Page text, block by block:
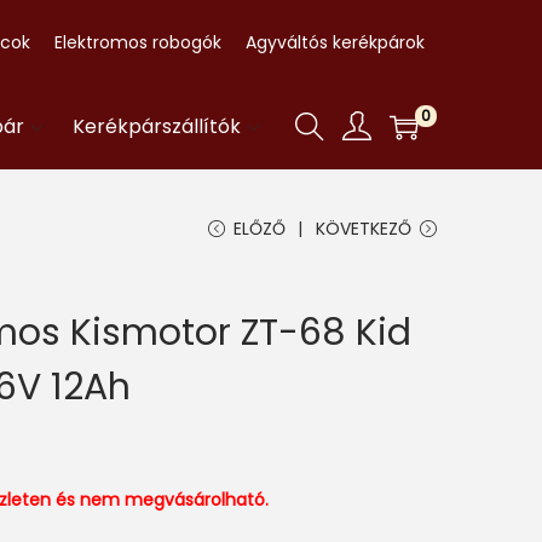
Elektromos robogók Agyváltós kerékpárok
Kerékpárszállítók 0
ELŐZŐ KÖVETKEZŐ
Kismotor ZT-68 Kid
12Ah
és nem megvásárolható.